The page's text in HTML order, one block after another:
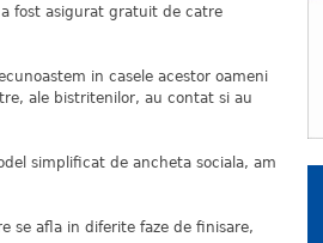
fost asigurat gratuit de catre
in casele acestor oameni
ale bistritenilor, au contat si au
simplificat de ancheta sociala, am
se afla in diferite faze de finisare,